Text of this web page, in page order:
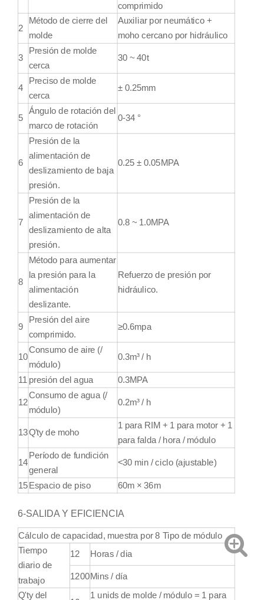
comprimido
2
Método de cierre del
molde
Auxiliar por neumático +
moho cercano por hidráulico
3
Presión de molde
cerca
30 ~ 40t
4
Preciso de molde
cerca
± 0.25mm
5
Ángulo de rotación del
marco de rotación
0-34 °
6
Presión de la
alimentación de
deslizamiento de baja
presión.
0.25 ± 0.05MPA
7
Presión de la
alimentación de
deslizamiento de alta
presión.
0.8 ~ 1.0MPA
8
Método para aumentar
la presión para la
alimentación
deslizante.
Refuerzo de presión por
hidráulico.
9
Presión del aire
comprimido.
≥0.6mpa
10
Consumo de aire (/
módulo)
0.3m³ / h
11 presión del agua 0.3MPA
12
Consumo de agua (/
módulo)
0.2m³ / h
13Q'ty de moho
1 para RIM + 1 para motor + 1
para falda / hora / módulo
14
Período de fundición
general
<30 min / ciclo (ajustable)
15 Espacio de piso 60m × 36m
6-SALIDA Y EFICIENCIA
Cálculo de capacidad, muestra por 8 Tipo de módulo
Tiempo
diario de
trabajo
12 Horas / dia
1200Mins / día
Q'ty del 1 unids de molde / módulo = 1 para